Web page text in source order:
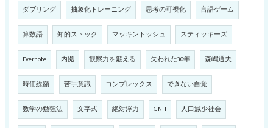
ダブリング 抽象化トレーニング 思考の可視化 言語ゲーム
算数語 知的ストック マッキントッシュ スティッキーズ
Evernote 内拠 観察力を鍛える 失われた30年 森嶋通夫
時価総額 苦手意識 コンプレックス できない自覚
数学の勉強法 文字式 絶対浮力 GNH 人口減少社会